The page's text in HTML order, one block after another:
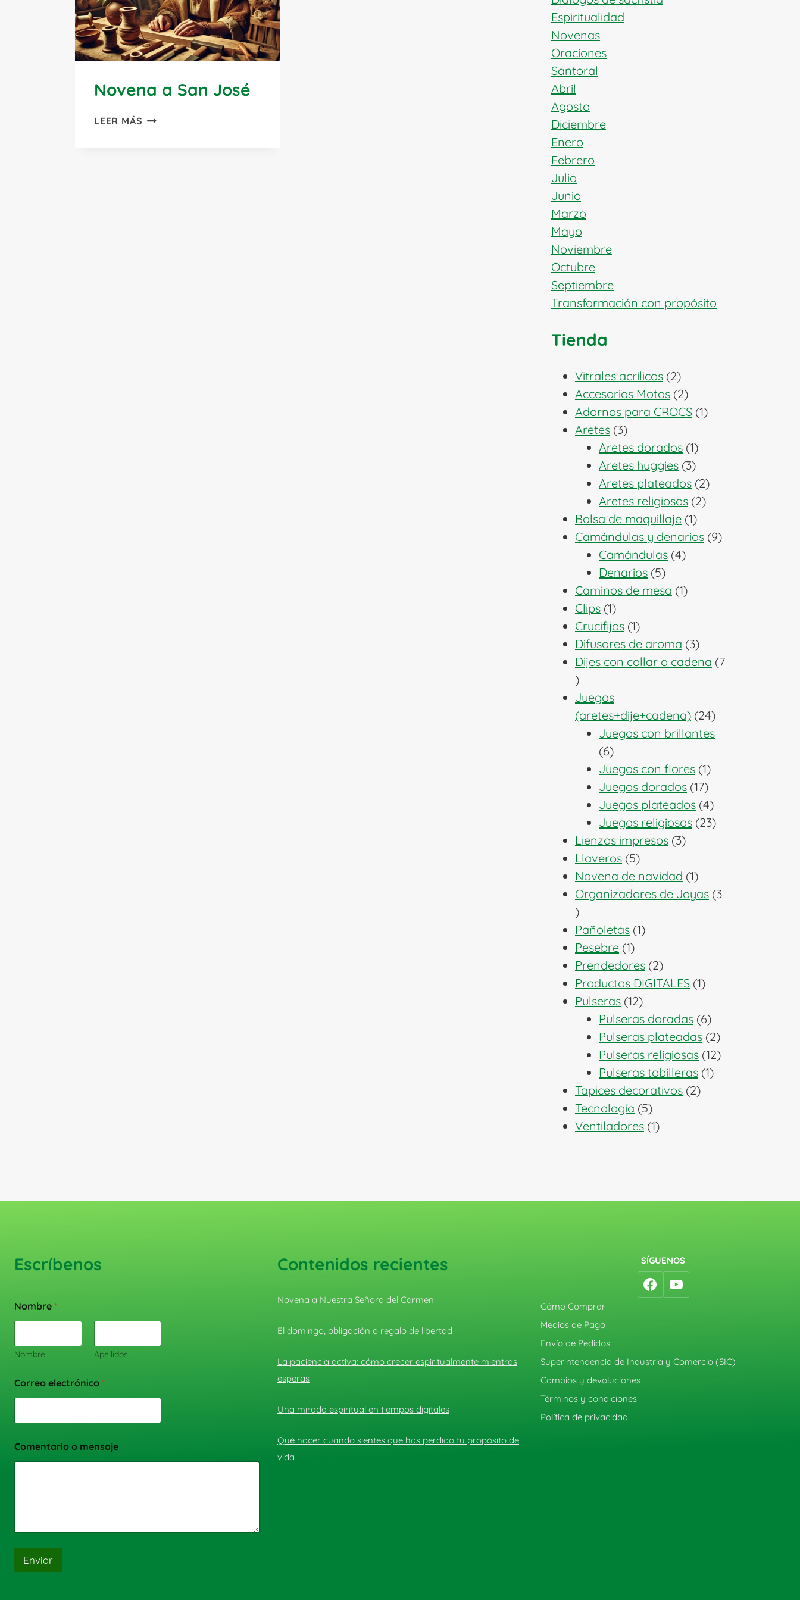
Novena a San José
LEER MÁS NOVENA
Espiritualidad
Novenas
Oraciones
Santoral
Abril
Agosto
Diciembre
Enero
Febrero
Julio
Junio
Marzo
Mayo
Noviembre
Octubre
Septiembre
Transformación con propósito
Tienda
Vitrales acrílicos 22
productos
Accesorios Motos 22
productos
Adornos para CROCS 11
Aretes 33
productos
Aretes dorados 11
producto
Aretes huggies 33
productos
Aretes plateados 22
productos
Aretes religiosos 22
Bolsa de maquillaje 11
producto
Camándulas y denarios 99
Camándulas 44
Denarios 55
productos
Caminos de mesa 11
Clips 11
producto
Crucifijos 11
producto
Difusores de aroma 33
productos
Dijes con collar o cadena 7
7
productos
Juegos
(aretes+dije+cadena) 2424
productos
Juegos con brillantes
66
productos
Juegos con flores 11
producto
Juegos dorados 1717
productos
Juegos plateados 44
productos
Juegos religiosos 2323
Lienzos impresos 33
Llaveros 55
productos
Novena de navidad 11
producto
Organizadores de Joyas 3
3
productos
Pañoletas 11
Pesebre 11
producto
Prendedores 22
productos
Productos DIGITALES 11
Pulseras 1212
productos
Pulseras doradas 66
productos
Pulseras plateadas 22
productos
Pulseras religiosas 1212
Pulseras tobilleras 11
Tapices decorativos 22
Tecnología 55
productos
Ventiladores 11
Escríbenos
Nombre *
Nombre Apellidos
Correo electrónico *
Comentario o mensaje
Enviar
Contenidos recientes
Novena a Nuestra Señora del Carmen
El domingo, obligación o regalo de libertad
La paciencia activa: cómo crecer espiritualmente mientras
esperas
Una mirada espiritual en tiempos digitales
Qué hacer cuando sientes que has perdido tu propósito de
vida
SÍGUENOS
Cómo Comprar
Medios de Pago
Envío de Pedidos
Superintendencia de Industria y Comercio (SIC)
Cambios y devoluciones
Términos y condiciones
Política de privacidad